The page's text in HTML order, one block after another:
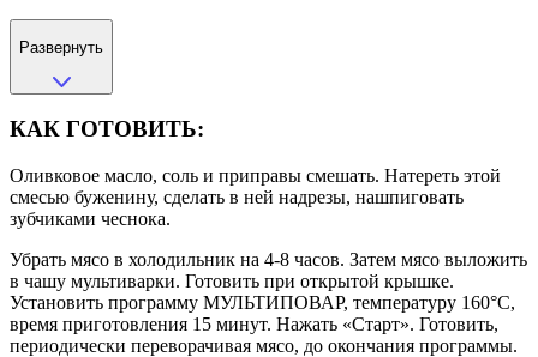
Развернуть
КАК ГОТОВИТЬ:
Оливковое масло, соль и приправы смешать. Натереть этой
смесью буженину, сделать в ней надрезы, нашпиговать
зубчиками чеснока.
Убрать мясо в холодильник на 4-8 часов. Затем мясо выложить
в чашу мультиварки. Готовить при открытой крышке.
Установить программу МУЛЬТИПОВАР, температуру 160°С,
время приготовления 15 минут. Нажать «Старт». Готовить,
периодически переворачивая мясо, до окончания программы.